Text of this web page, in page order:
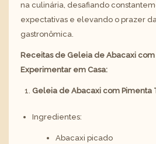
na culinária, desafiando
expectativas e elevando o prazer
gastronômica.
Receitas de Geleia de Abacaxi
Experimentar em Casa:
Geleia de Abacaxi com Pimenta
Ingredientes:
Abacaxi picado